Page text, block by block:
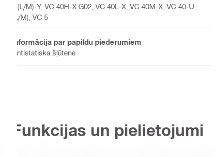
U(L/M)-Y, VC 40H-X G02, VC 40L-X, VC 40M-X, VC 40-U
(L/M), VC 5
Informācija par papildu piederumiem
Antistatiska šļūtene
Funkcijas un pielietojumi